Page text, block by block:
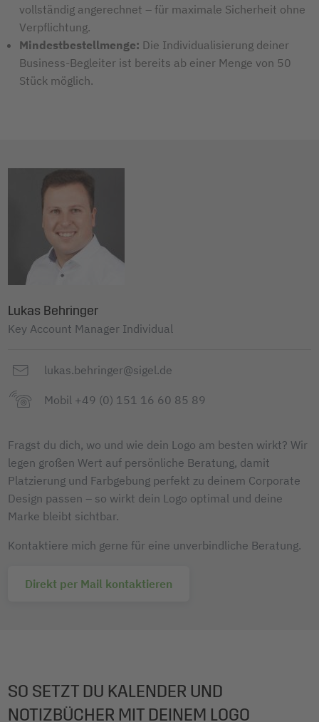
vollständig angerechnet – für maximale Sicherheit ohne
Verpflichtung.
Mindestbestellmenge: Die Individualisierung deiner
Business-Begleiter ist bereits ab einer Menge von 50
Stück möglich.
Lukas Behringer
Key Account Manager Individual
lukas.behringer@sigel.de
Mobil +49 (0) 151 16 60 85 89
Fragst du dich, wo und wie dein Logo am besten wirkt? Wir
legen großen Wert auf persönliche Beratung, damit
Platzierung und Farbgebung perfekt zu deinem Corporate
Design passen – so wirkt dein Logo optimal und deine
Marke bleibt sichtbar.
Kontaktiere mich gerne für eine unverbindliche Beratung.
Direkt per Mail kontaktieren
SO SETZT DU KALENDER UND
NOTIZBÜCHER MIT DEINEM LOGO